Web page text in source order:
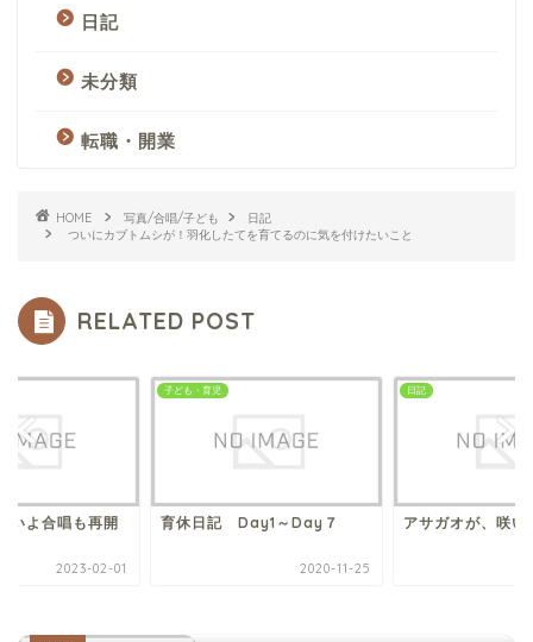
日記
未分類
転職・開業
HOME 写真/合唱/子ども
日記
ついにカブトムシが！羽化したてを育てるのに気を付けたいこと
RELATED POST
いよ合唱も再開
2023-02-01
子ども・育児
育休日記 Day1～Day７
2020-11-25
日記
アサガオが、咲い